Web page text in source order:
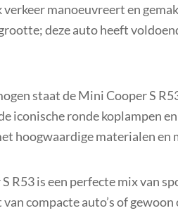
manoeuvreert en
deze auto heeft
staat de Mini Cooper S
iconische ronde koplampen
hoogwaardige materialen en
R53 is een perfecte mix van
compacte auto’s of